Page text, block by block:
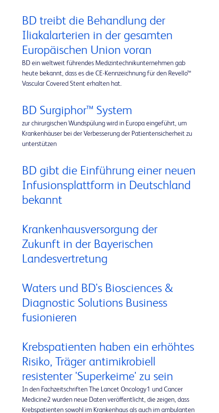
BD treibt die Behandlung der
Iliakalarterien in der gesamten
Europäischen Union voran
BD ein weltweit führendes Medizintechnikunternehmen gab
heute bekannt, dass es die CE-Kennzeichnung für den Revello™
Vascular Covered Stent erhalten hat.
BD Surgiphor™ System
zur chirurgischen Wundspülung wird in Europa eingeführt, um
Krankenhäuser bei der Verbesserung der Patientensicherheit zu
unterstützen
BD gibt die Einführung einer neuen
Infusionsplattform in Deutschland
bekannt
Krankenhausversorgung der
Zukunft in der Bayerischen
Landesvertretung
Waters und BD's Biosciences &
Diagnostic Solutions Business
fusionieren
Krebspatienten haben ein erhöhtes
Risiko, Träger antimikrobiell
resistenter 'Superkeime' zu sein
In den Fachzeitschriften The Lancet Oncology1 und Cancer
Medicine2 wurden neue Daten veröffentlicht, die zeigen, dass
Krebspatienten sowohl im Krankenhaus als auch im ambulanten